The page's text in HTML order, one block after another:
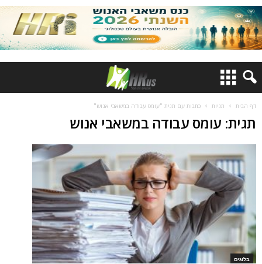
דף הבית תגיות כתבות עם תגית "עומס עבודה במשאבי אנוש"
תגית: עומס עבודה במשאבי אנוש
בלוגים